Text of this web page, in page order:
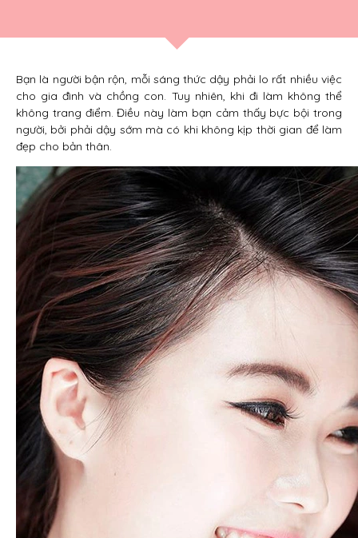
Bạn là người bận rộn, mỗi sáng thức dậy phải lo rất nhiều việc
cho gia đình và chồng con. Tuy nhiên, khi đi làm không thể
không trang điểm. Điều này làm bạn cảm thấy bực bội trong
người, bởi phải dậy sớm mà có khi không kịp thời gian để làm
đẹp cho bản thân.